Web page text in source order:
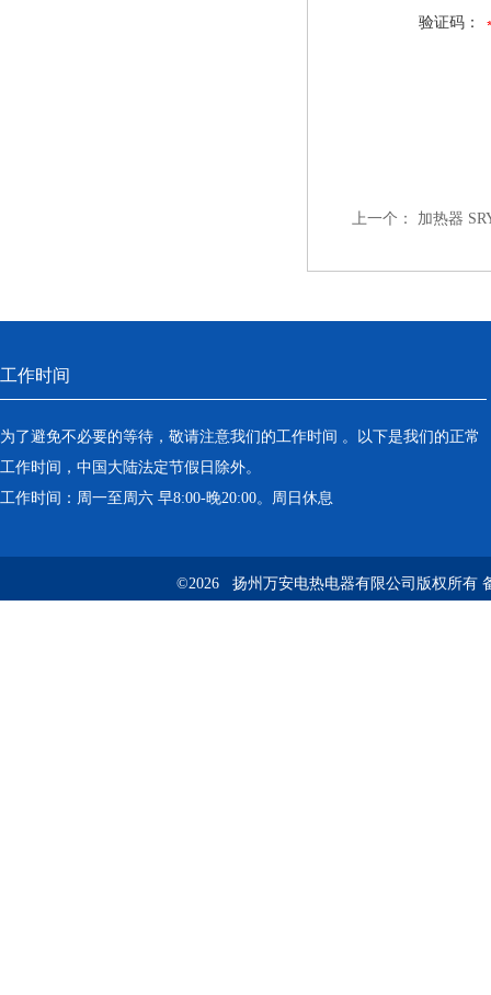
验证码：
上一个： 加热器
工作时间
为了避免不必要的等待，敬请注意我们的工作时间 。以下是我们的正常
工作时间，中国大陆法定节假日除外。
工作时间：周一至周六 早8:00-晚20:00。周日休息
©2026 扬州万安电热电器有限公司版权所有